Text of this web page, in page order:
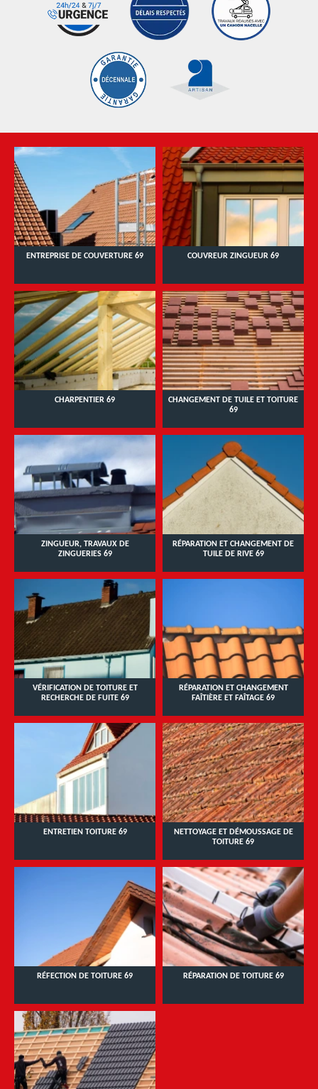
ENTREPRISE DE COUVERTURE 69 COUVREUR ZINGUEUR 69
CHARPENTIER 69
CHANGEMENT DE TUILE ET TOITURE
69
ZINGUEUR, TRAVAUX DE
ZINGUERIES 69
RÉPARATION ET CHANGEMENT DE
TUILE DE RIVE 69
VÉRIFICATION DE TOITURE ET
RECHERCHE DE FUITE 69
RÉPARATION ET CHANGEMENT
FAÎTIÈRE ET FAÎTAGE 69
ENTRETIEN TOITURE 69
NETTOYAGE ET DÉMOUSSAGE DE
TOITURE 69
RÉFECTION DE TOITURE 69 RÉPARATION DE TOITURE 69